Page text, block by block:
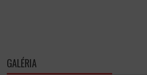
GALÉRIA